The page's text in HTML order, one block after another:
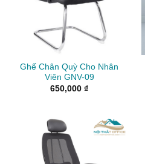
Ghế Chân Quỳ Cho Nhân
Viên GNV-09
650,000 ₫